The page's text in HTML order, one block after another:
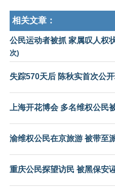
相关文章：
公民运动者被抓 家属叹人权
次)
失踪570天后 陈秋实首次公
上海开花博会 多名维权公民
渝维权公民在京旅游 被带至
重庆公民探望访民 被黑保安